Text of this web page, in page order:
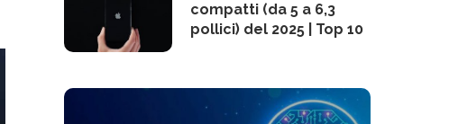
compatti (da 5 a 6,3
pollici) del 2025 | Top 10